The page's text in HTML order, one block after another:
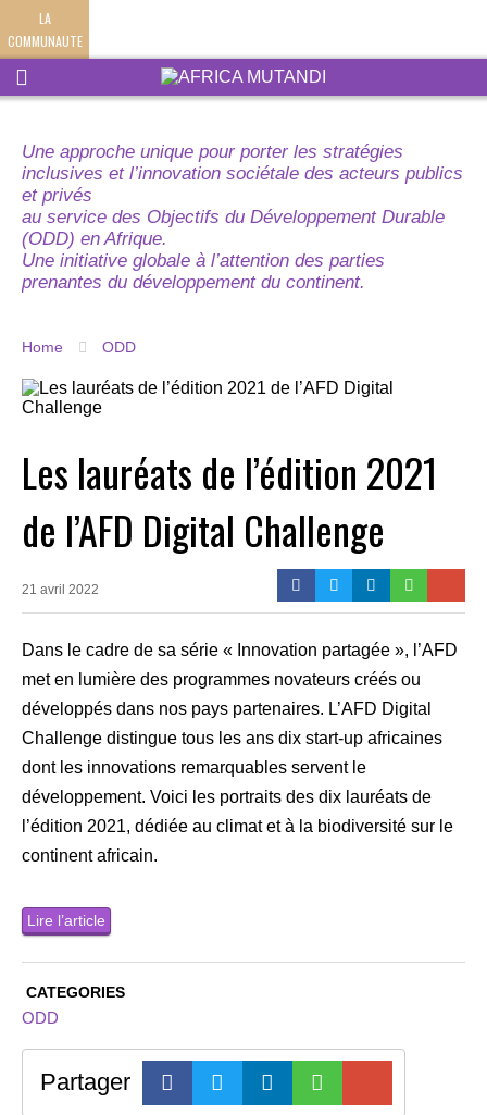
LA
COMMUNAUTE
Une approche unique pour porter les stratégies
inclusives et l’innovation sociétale des acteurs publics
et privés
au service des Objectifs du Développement Durable
(ODD) en Afrique.
Une initiative globale à l’attention des parties
prenantes du développement du continent.
Home ODD
Les lauréats de l’édition 2021
de l’AFD Digital Challenge
21 avril 2022
Dans le cadre de sa série « Innovation partagée », l’AFD
met en lumière des programmes novateurs créés ou
développés dans nos pays partenaires. L’AFD Digital
Challenge distingue tous les ans dix start-up africaines
dont les innovations remarquables servent le
développement. Voici les portraits des dix lauréats de
l’édition 2021, dédiée au climat et à la biodiversité sur le
continent africain.
Lire l’article
CATEGORIES
ODD
Partager